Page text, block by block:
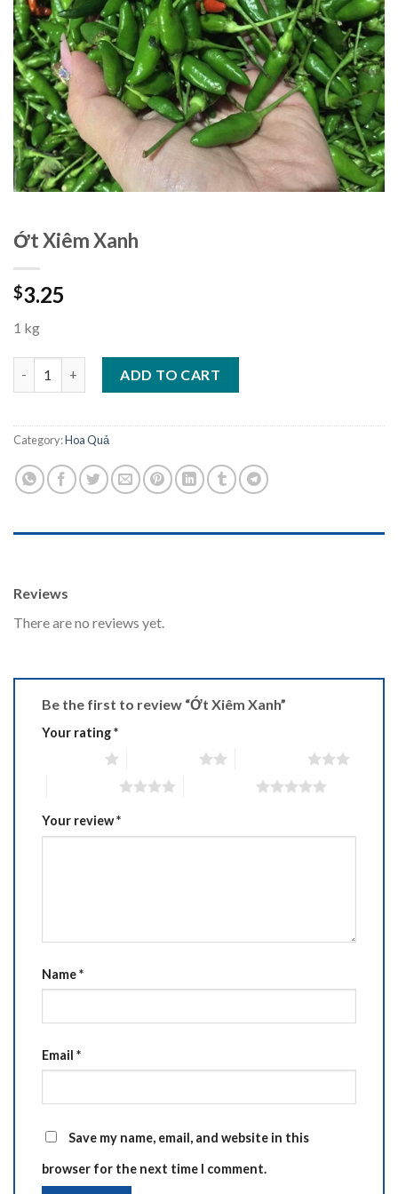
Ớt Xiêm Xanh
$3.25
1 kg
ADD TO CART
Category:Hoa Quả
Reviews
There are no reviews yet.
Be the first to review “Ớt Xiêm Xanh”
Your rating*
Your review*
Name*
Email *
Save my name, email, and website in this
browser for the next time I comment.